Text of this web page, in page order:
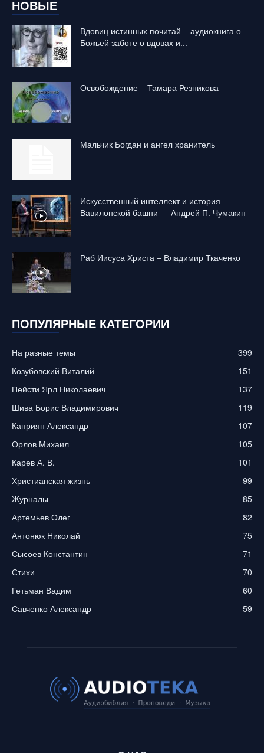
НОВЫЕ
Вдовиц истинных почитай – аудиокнига о
Божьей заботе о вдовах и...
Освобождение – Тамара Резникова
Mальчик Богдан и ангел хранитель
Искусственный интеллект и история
Вавилонской башни — Андрей П. Чумакин
Раб Иисуса Христа – Владимир Ткаченко
ПОПУЛЯРНЫЕ КАТЕГОРИИ
На разные темы
399
Козубовский Виталий
151
Пейсти Ярл Николаевич
137
Шива Борис Владимирович
119
Каприян Александр
107
Орлов Михаил
105
Карев А. В.
101
Христианская жизнь
99
Журналы
85
Артемьев Олег
82
Антонюк Николай
75
Сысоев Константин
71
Стихи
70
Гетьман Вадим
60
Савченко Александр
59